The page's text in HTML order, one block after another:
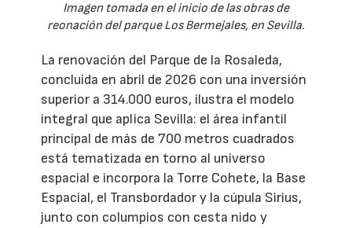
Imagen tomada en el inicio de las obras de
reonación del parque Los Bermejales, en Sevilla.
La renovación del Parque de la Rosaleda,
concluida en abril de 2026 con una inversión
superior a 314.000 euros, ilustra el modelo
integral que aplica Sevilla: el área infantil
principal de más de 700 metros cuadrados
está tematizada en torno al universo
espacial e incorpora la Torre Cohete, la Base
Espacial, el Transbordador y la cúpula Sirius,
junto con columpios con cesta nido y